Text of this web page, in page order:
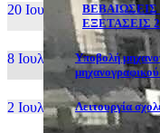
20 Ιουλ, 26
ΕΞΕΤΑΣΕΙΣ
8 Ιουλ, 26
Υποβολή
2 Ιουλ, 26 Λειτουργία